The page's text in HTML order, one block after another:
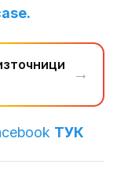
→
ТУК